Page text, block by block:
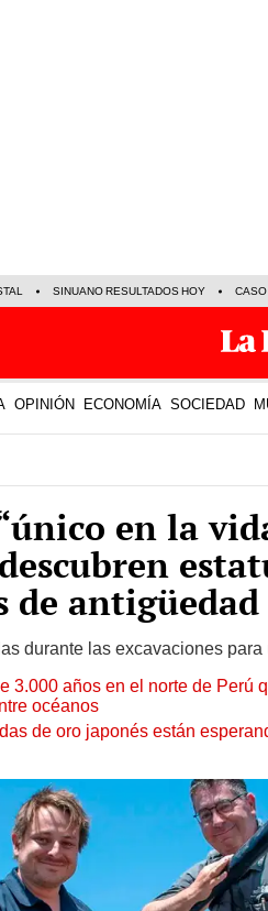
SINUANO RESULTADOS HOY
OPINIÓN ECONOMÍA SOCIEDAD
en la
de antigüedad
durante las excavaciones
3.000 años en el norte de Perú
océanos
de oro japonés están